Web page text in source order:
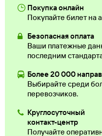
Покупка онлайн
Покупайте билет на
Безопасная оплата
Ваши платежные
последним
Более 20 000
Выбирайте среди
перевозчиков.
Круглосуточный
контакт-центр
Получайте